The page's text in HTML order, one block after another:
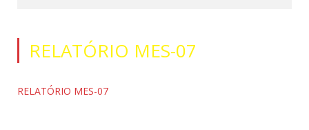
RELATÓRIO MES-07
RELATÓRIO MES-07